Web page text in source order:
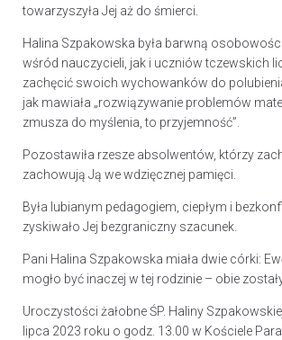
towarzyszyła Jej aż do śmierci.
Halina Szpakowska była barwną
wśród nauczycieli, jak i uczniów tczewskich
zachęcić swoich wychowanków do
jak mawiała „rozwiązywanie problemów
zmusza do myślenia, to przyjemność”.
Pozostawiła rzesze absolwentów, którzy
zachowują Ją we wdzięcznej pamięci.
Była lubianym pedagogiem, ciepłym i
zyskiwało Jej bezgraniczny szacunek.
Pani Halina Szpakowska miała dwie córki:
mogło być inaczej w tej rodzinie – obie
Uroczystości żałobne ŚP. Haliny
lipca 2023 roku o godz. 13.00 w Kościele